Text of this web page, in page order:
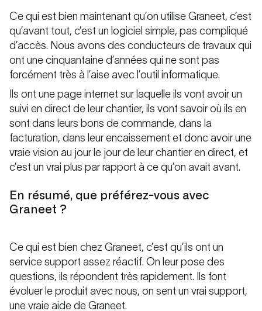
Ce qui est bien maintenant qu’on utilise Graneet, c’est
qu’avant tout, c’est un logiciel simple, pas compliqué
d’accès. Nous avons des conducteurs de travaux qui
ont une cinquantaine d’années qui ne sont pas
forcément très à l’aise avec l’outil informatique.
Ils ont une page internet sur laquelle ils vont avoir un
suivi en direct de leur chantier, ils vont savoir où ils en
sont dans leurs bons de commande, dans la
facturation, dans leur encaissement et donc avoir une
vraie vision au jour le jour de leur chantier en direct, et
c’est un vrai plus par rapport à ce qu’on avait avant.
En résumé, que préférez-vous avec
Graneet ?
Ce qui est bien chez Graneet, c’est qu’ils ont un
service support assez réactif. On leur pose des
questions, ils répondent très rapidement. Ils font
évoluer le produit avec nous, on sent un vrai support,
une vraie aide de Graneet.